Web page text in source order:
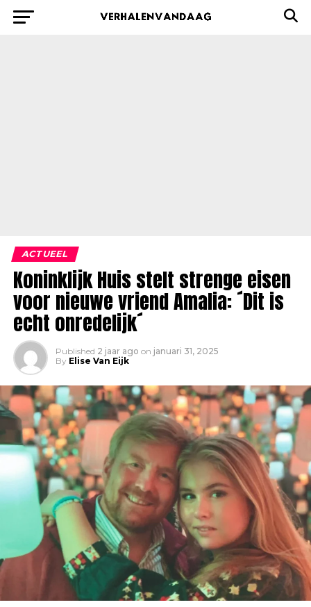
ACTUEEL
Koninklijk Huis stelt strenge eisen
voor nieuwe vriend Amalia: ´Dit is
echt onredelijk´
Published 2 jaar ago on januari 31, 2025
By Elise Van Eijk